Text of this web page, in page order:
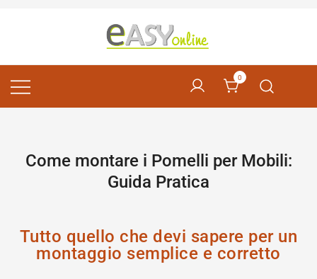
EASY online
Pomelli per Mobili e Artigianato Orientale
0
Come montare i Pomelli per Mobili:
Guida Pratica
Tutto quello che devi sapere per un
montaggio semplice e corretto